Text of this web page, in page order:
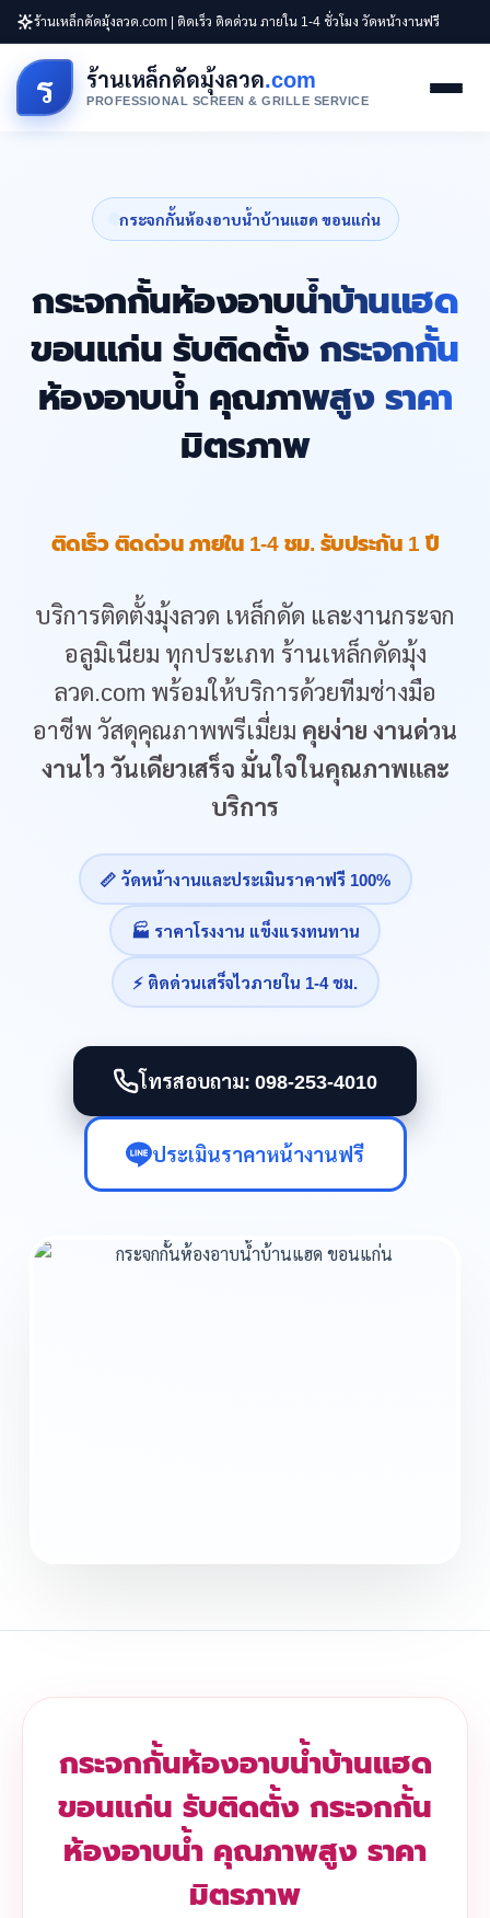
ร้านเหล็กดัดมุ้งลวด.com | ติดเร็ว ติดด่วน ภายใน 1-4 ชั่วโมง วัดหน้างานฟรี
ร ร้านเหล็กดัดมุ้งลวด.com
PROFESSIONAL SCREEN & GRILLE SERVICE
กระจกกั้นห้องอาบน้ำบ้านแฮด ขอนแก่น
กระจกกั้นห้องอาบน้ำบ้านแฮด
ขอนแก่น รับติดตั้ง กระจกกั้น
ห้องอาบน้ำ คุณภาพสูง ราคา
มิตรภาพ
ติดเร็ว ติดด่วน ภายใน 1-4 ชม. รับประกัน 1 ปี
บริการติดตั้งมุ้งลวด เหล็กดัด และงานกระจก
อลูมิเนียม ทุกประเภท ร้านเหล็กดัดมุ้ง
ลวด.com พร้อมให้บริการด้วยทีมช่างมือ
อาชีพ วัสดุคุณภาพพรีเมี่ยม คุยง่าย งานด่วน
งานไว วันเดียวเสร็จ มั่นใจในคุณภาพและ
บริการ
📏 วัดหน้างานและประเมินราคาฟรี 100%
🏭 ราคาโรงงาน แข็งแรงทนทาน
⚡ ติดด่วนเสร็จไวภายใน 1-4 ชม.
โทรสอบถาม: 098-253-4010
ประเมินราคาหน้างานฟรี
กระจกกั้นห้องอาบน้ำบ้านแฮด
ขอนแก่น รับติดตั้ง กระจกกั้น
ห้องอาบน้ำ คุณภาพสูง ราคา
มิตรภาพ